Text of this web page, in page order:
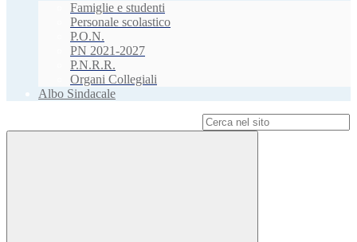
Famiglie e studenti
Personale scolastico
P.O.N.
PN 2021-2027
P.N.R.R.
Organi Collegiali
Albo Sindacale